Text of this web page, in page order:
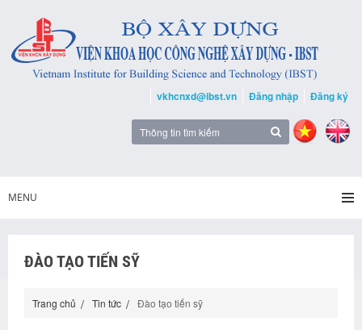
vkhcnxd@ibst.vn Đăng nhập Đăng ký
MENU
ĐÀO TẠO TIẾN SỸ
Trang chủ Tin tức Đào tạo tiến sỹ